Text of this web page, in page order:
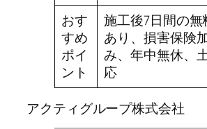
おす
すめ
ポイ
ント
施工後7日間の無
あり、損害保険
み、年中無休、
応
アクティグループ株式会社